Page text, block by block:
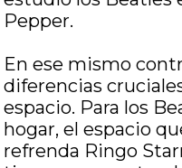
Pepper.
En ese mismo
diferencias
espacio. Para los
hogar, el espacio
refrenda Ringo